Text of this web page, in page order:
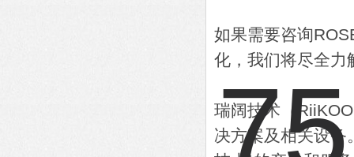
如果需要咨询
化，我们将尽全力
瑞阔技术（
决方案及相关设备